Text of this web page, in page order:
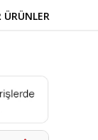
ÜRÜNLER